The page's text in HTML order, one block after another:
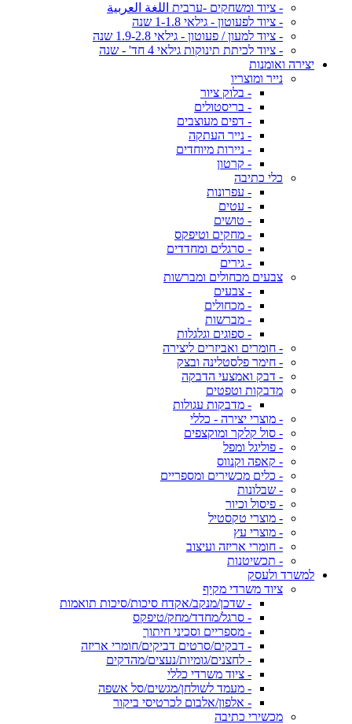
- ציוד ומשחקים -ערבית اللغة العربية
- ציוד לפעוטון - גילאי 1-1.8 שנה
- ציוד למעון / פעוטון - גילאי 1.9-2.8 שנה
- ציוד לכיתת תינוקות גילאי 4 חד' - שנה
יצירה ואומנות
נייר ומוצריו
- בלוק ציור
- בריסטולים
- דפים מעוצבים
- נייר העתקה
- ניירות מיוחדים
- קרטון
כלי כתיבה
- עפרונות
- עטים
- טושים
- מחקים וטיפקס
- סרגלים ומחדדים
- גירים
צבעים מכחולים ומברשות
- צבעים
- מכחולים
- מברשות
- ספוגים וגלגלות
- חומרים ואביזרים ליצירה
- חימר פלסטלינה ובצק
- דבק ואמצעי הדבקה
מדבקות וטפטים
- מדבקות עגולות
- מוצרי יצירה - כללי
- סול קלקר ומוקצפים
- פוליגל ומפל
- קאפה וקנווס
- כלים מכשירים ומספריים
- שבלונות
- פיסול וכיור
- מוצרי טקסטיל
- מוצרי עץ
- חומרי אריזה ועיצוב
- תכשיטנות
למשרד ולעסק
ציוד משרדי מקיף
- שדכן/מנקב/אקדח סיכות/סיכות תואמות
- סרגל/מחדד/מחק/טיפקס
- מספריים וסכיני חיתוך
- דבקים/סרטים דביקים/חומרי אריזה
- לחצנים/גומיות/נעצים/מהדקים
- ציוד משרדי כללי
- מעמד לשולחן/מגשים/סל אשפה
- אלפון/אלבום לכרטיסי ביקור
מכשירי כתיבה